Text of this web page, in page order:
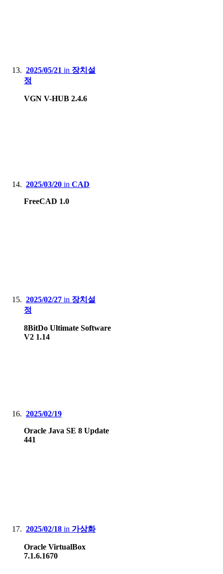
2025/05/21 in 장치설
정
VGN V-HUB 2.4.6
2025/03/20 in CAD
FreeCAD 1.0
2025/02/27 in 장치설
정
8BitDo Ultimate Software
V2 1.14
2025/02/19
Oracle Java SE 8 Update
441
2025/02/18 in 가상화
Oracle VirtualBox
7.1.6.1670